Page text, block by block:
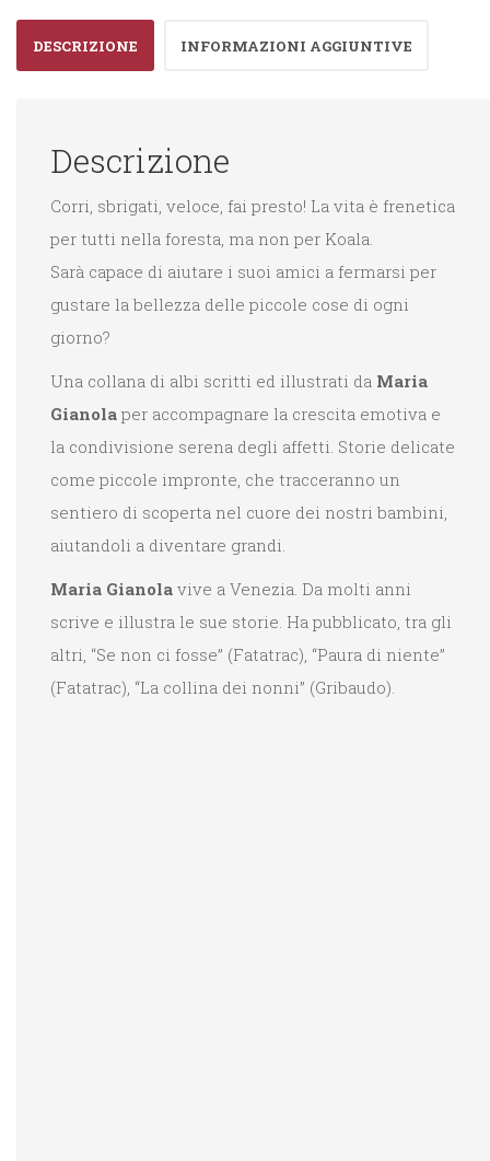
DESCRIZIONE INFORMAZIONI AGGIUNTIVE
Descrizione
Corri, sbrigati, veloce, fai presto! La vita è frenetica
per tutti nella foresta, ma non per Koala.
Sarà capace di aiutare i suoi amici a fermarsi per
gustare la bellezza delle piccole cose di ogni
giorno?
Una collana di albi scritti ed illustrati da Maria
Gianola per accompagnare la crescita emotiva e
la condivisione serena degli affetti. Storie delicate
come piccole impronte, che tracceranno un
sentiero di scoperta nel cuore dei nostri bambini,
aiutandoli a diventare grandi.
Maria Gianola vive a Venezia. Da molti anni
scrive e illustra le sue storie. Ha pubblicato, tra gli
altri, “Se non ci fosse” (Fatatrac), “Paura di niente”
(Fatatrac), “La collina dei nonni” (Gribaudo).